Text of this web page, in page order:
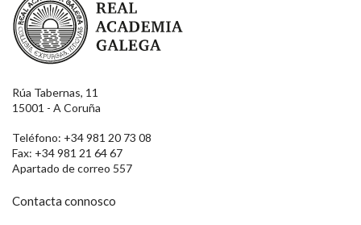
Rúa Tabernas, 11
15001 - A Coruña
Teléfono: +34 981 20 73 08
Fax: +34 981 21 64 67
Apartado de correo 557
Contacta connosco